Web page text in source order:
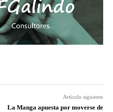
Artículo siguiente
La Manga apuesta por moverse de